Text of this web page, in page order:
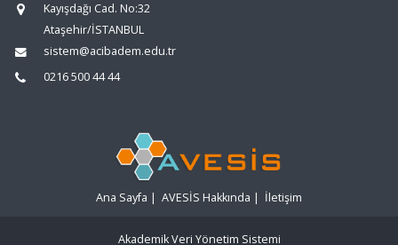
Kayışdağı Cad. No:32
Ataşehir/İSTANBUL
sistem@acibadem.edu.tr
0216 500 44 44
Ana Sayfa | AVESİS Hakkında | İletişim
Akademik Veri Yönetim Sistemi